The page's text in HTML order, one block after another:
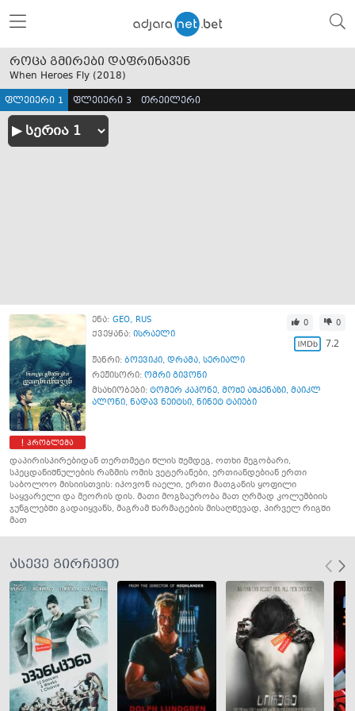
როცა გმირები დაფრინავენ
When Heroes Fly (2018)
ფლეიერი 1 ფლეიერი 3 თრეილერი
პრობლემა
ენა: GEO RUS
ქვეყანა: ისრაელი
0 0
7.2
ჟანრი: ბოევიკი, დრამა, სერიალი
რეჟისორი: ომრი გივონი
მსახიობები: ტომერ კაპონე, მოშე აშკენაზი, მაიკლ
ალონი, ნადავ ნეიტსი, ნინეტ ტაიები
დაპირისპირებიდან თერთმეტი წლის შემდეგ, ოთხი მეგობარი,
სპეცდანიშნულების რაზმის ომის ვეტერანები, ერთიანდებიან ერთი
საბოლოო მისიისთვის: იპოვონ იაელი, ერთი მათგანის ყოფილი
საყვარელი და მეორის დის. მათი მოგზაურობა მათ ღრმად კოლუმბიის
ჯუნგლებში გადაიყვანს, მაგრამ წარმატების მისაღწევად, პირველ რიგში
მათ
ასევე გირჩევთ